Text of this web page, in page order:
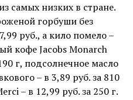
самых низких в стране.
горбуши без
руб., а кило помело –
кофе Jacobs Monarch
г, подсолнечное масло
– в 3,89 руб. за 810
– в 12,99 руб. за 250 г.